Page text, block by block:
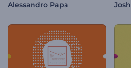
Alessandro Papa Josh